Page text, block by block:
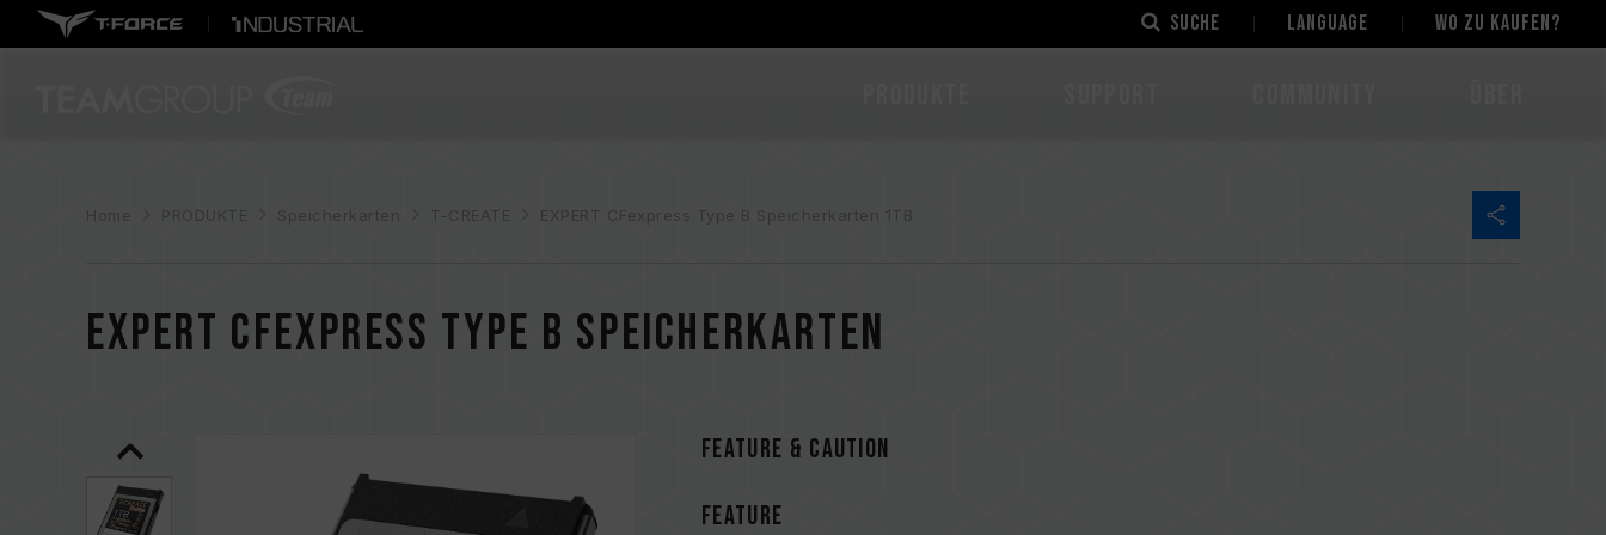
Suche LANGUAGE Wo zu kaufen?
Home PRODUKTE Speicherkarten T-CREATE EXPERT CFexpress Type B Speicherkarten 1TB
EXPERT CFexpress Type B Speicherkarten
FEATURE & CAUTION
FEATURE